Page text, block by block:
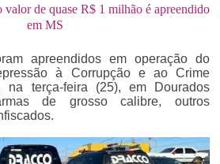
de quase R$ 1 milhão é apreendido
em MS
apreendidos em operação do
à Corrupção e ao Crime
na terça-feira (25), em Dourados
de grosso calibre, outros